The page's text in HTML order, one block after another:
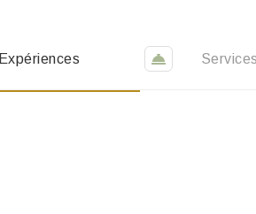
Expériences Services